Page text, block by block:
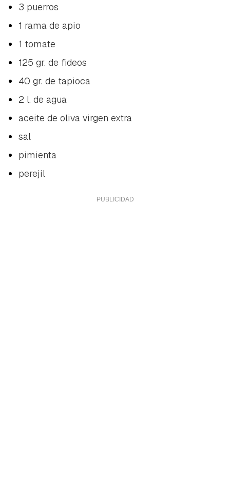
3 puerros
1 rama de apio
1 tomate
125 gr. de fideos
40 gr. de tapioca
2 l. de agua
aceite de oliva virgen extra
sal
pimienta
perejil